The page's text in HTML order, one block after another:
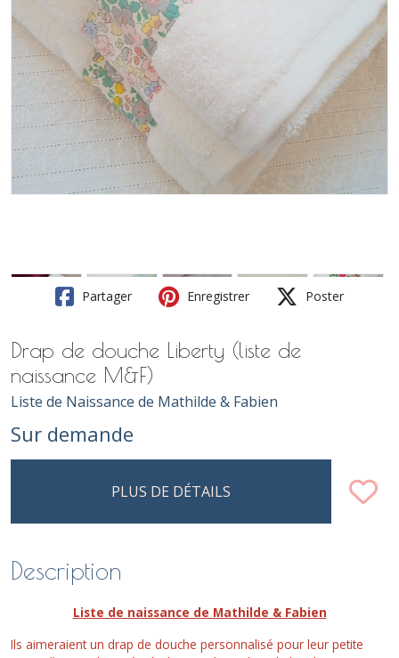
Partager Enregistrer Poster
Drap de douche Liberty (liste de
naissance M&F)
Liste de Naissance de Mathilde & Fabien
Sur demande
PLUS DE DÉTAILS
Description
Liste de naissance de Mathilde & Fabien
Ils aimeraient un drap de douche personnalisé pour leur petite